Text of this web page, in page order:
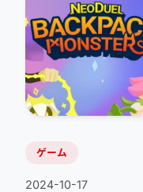
ゲーム
2024-10-17